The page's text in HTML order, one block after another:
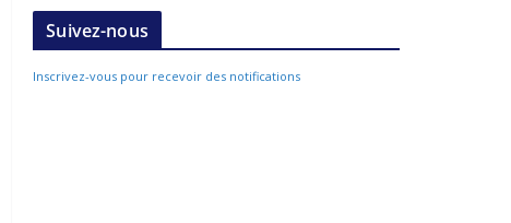
Suivez-nous
Inscrivez-vous pour recevoir des notifications